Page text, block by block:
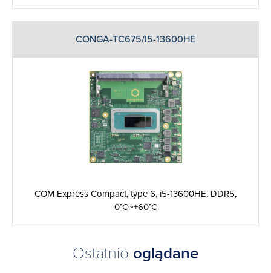
CONGA-TC675/I5-13600HE
COM Express Compact, type 6, i5-13600HE, DDR5,
0°C~+60°C
Ostatnio oglądane